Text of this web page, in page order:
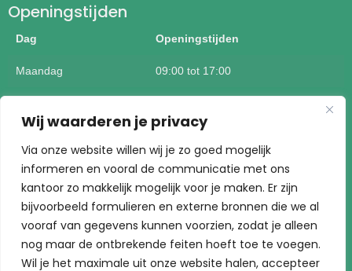
Wij waarderen je privacy
Via onze website willen wij je zo goed mogelijk
informeren en vooral de communicatie met ons
kantoor zo makkelijk mogelijk voor je maken. Er zijn
bijvoorbeeld formulieren en externe bronnen die we al
vooraf van gegevens kunnen voorzien, zodat je alleen
nog maar de ontbrekende feiten hoeft toe te voegen.
Wil je het maximale uit onze website halen, accepteer
Openingstijden
Dag Openingstijden
Maandag 09:00 tot 17:00
Donderdag 09:00 tot 17:00
Vrijdag 09:00 tot 17:00
Buiten kantoortijden mogelijk op afspraak